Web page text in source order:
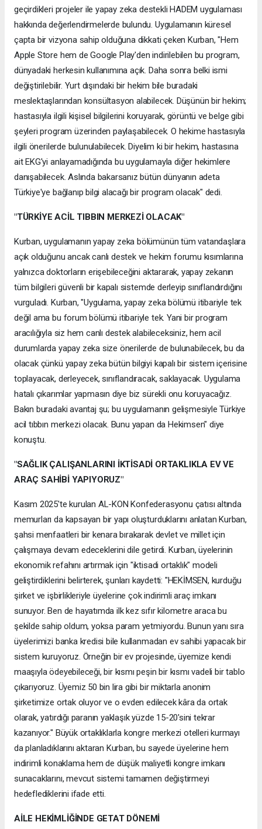
geçirdikleri projeler ile yapay zeka destekli HADEM uygulaması
hakkında değerlendirmelerde bulundu. Uygulamanın küresel
çapta bir vizyona sahip olduğuna dikkati çeken Kurban, "Hem
Apple Store hem de Google Play'den indirilebilen bu program,
dünyadaki herkesin kullanımına açık. Daha sonra belki ismi
değiştirilebilir. Yurt dışındaki bir hekim bile buradaki
meslektaşlarından konsültasyon alabilecek. Düşünün bir hekim;
hastasıyla ilgili kişisel bilgilerini koruyarak, görüntü ve belge gibi
şeyleri program üzerinden paylaşabilecek. O hekime hastasıyla
ilgili önerilerde bulunulabilecek. Diyelim ki bir hekim, hastasına
ait EKG'yi anlayamadığında bu uygulamayla diğer hekimlere
danışabilecek. Aslında bakarsanız bütün dünyanın adeta
Türkiye'ye bağlanıp bilgi alacağı bir program olacak" dedi.
"TÜRKİYE ACİL TIBBIN MERKEZİ OLACAK"
Kurban, uygulamanın yapay zeka bölümünün tüm vatandaşlara
açık olduğunu ancak canlı destek ve hekim forumu kısımlarına
yalnızca doktorların erişebileceğini aktararak, yapay zekanın
tüm bilgileri güvenli bir kapalı sistemde derleyip sınıflandırdığını
vurguladı. Kurban, "Uygulama, yapay zeka bölümü itibariyle tek
değil ama bu forum bölümü itibariyle tek. Yani bir program
aracılığıyla siz hem canlı destek alabileceksiniz, hem acil
durumlarda yapay zeka size önerilerde de bulunabilecek, bu da
olacak çünkü yapay zeka bütün bilgiyi kapalı bir sistem içerisine
toplayacak, derleyecek, sınıflandıracak, saklayacak. Uygulama
hatalı çıkarımlar yapmasın diye biz sürekli onu koruyacağız.
Bakın buradaki avantaj şu; bu uygulamanın gelişmesiyle Türkiye
acil tıbbın merkezi olacak. Bunu yapan da Hekimsen" diye
konuştu.
"SAĞLIK ÇALIŞANLARINI İKTİSADİ ORTAKLIKLA EV VE
ARAÇ SAHİBİ YAPIYORUZ"
Kasım 2025'te kurulan AL-KON Konfederasyonu çatısı altında
memurları da kapsayan bir yapı oluşturduklarını anlatan Kurban,
şahsi menfaatleri bir kenara bırakarak devlet ve millet için
çalışmaya devam edeceklerini dile getirdi. Kurban, üyelerinin
ekonomik refahını artırmak için "iktisadi ortaklık" modeli
geliştirdiklerini belirterek, şunları kaydetti: "HEKİMSEN, kurduğu
şirket ve işbirlikleriyle üyelerine çok indirimli araç imkanı
sunuyor. Ben de hayatımda ilk kez sıfır kilometre araca bu
şekilde sahip oldum, yoksa param yetmiyordu. Bunun yanı sıra
üyelerimizi banka kredisi bile kullanmadan ev sahibi yapacak bir
sistem kuruyoruz. Örneğin bir ev projesinde, üyemize kendi
maaşıyla ödeyebileceği, bir kısmı peşin bir kısmı vadeli bir tablo
çıkarıyoruz. Üyemiz 50 bin lira gibi bir miktarla anonim
şirketimize ortak oluyor ve o evden edilecek kâra da ortak
olarak, yatırdığı paranın yaklaşık yüzde 15-20'sini tekrar
kazanıyor." Büyük ortaklıklarla kongre merkezi otelleri kurmayı
da planladıklarını aktaran Kurban, bu sayede üyelerine hem
indirimli konaklama hem de düşük maliyetli kongre imkanı
sunacaklarını, mevcut sistemi tamamen değiştirmeyi
hedeflediklerini ifade etti.
AİLE HEKİMLİĞİNDE GETAT DÖNEMİ